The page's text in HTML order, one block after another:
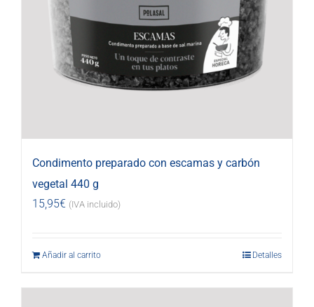
Condimento preparado con escamas y carbón
vegetal 440 g
15,95€ (IVA incluido)
Añadir al carrito Detalles